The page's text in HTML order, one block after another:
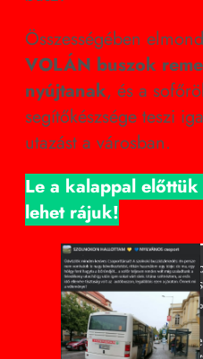
Összességében
VOLÁN buszok
nyújtanak, és a
segítőkészsége teszi
utazást a városban.
Le a kalappal
lehet rájuk!